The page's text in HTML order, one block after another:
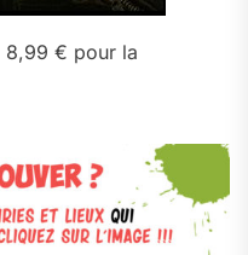
8,99 € pour la